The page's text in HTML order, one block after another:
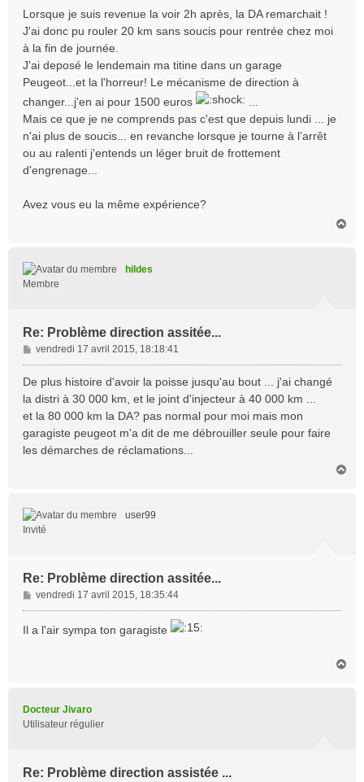
Lorsque je suis revenue la voir 2h après, la DA remarchait !
J'ai donc pu rouler 20 km sans soucis pour rentrée chez moi
à la fin de journée.
J'ai deposé le lendemain ma titine dans un garage
Peugeot...et la l'horreur! Le mécanisme de direction à
changer...j'en ai pour 1500 euros
Mais ce que je ne comprends pas c'est que depuis lundi ... je
n'ai plus de soucis... en revanche lorsque je tourne à l’arrêt
ou au ralenti j'entends un léger bruit de frottement
d'engrenage...
Avez vous eu la même expérience?
hildes
Membre
Re: Problème direction assitée...
M
e
s
g
e
vendredi 17 avril 2015, 18:18:41
De plus histoire d'avoir la poisse jusqu'au bout ... j'ai changé
la distri à 30 000 km, et le joint d'injecteur à 40 000 km ...
et la 80 000 km la DA? pas normal pour moi mais mon
garagiste peugeot m'a dit de me débrouiller seule pour faire
les démarches de réclamations...
user99
Invité
Re: Problème direction assitée...
M
e
vendredi 17 avril 2015, 18:35:44
Il a l'air sympa ton garagiste
Docteur Jivaro
Utilisateur régulier
Re: Problème direction assistée ...